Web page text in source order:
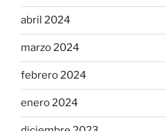
abril 2024
marzo 2024
febrero 2024
enero 2024